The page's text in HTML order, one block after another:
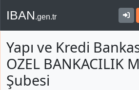
IBAN.gen.tr
Yapı ve Kredi
OZEL BANKACILIK
Şubesi